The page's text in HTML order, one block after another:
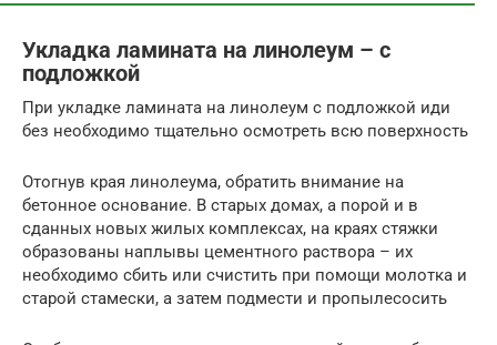
Укладка ламината на линолеум – с
подложкой
При укладке ламината на линолеум с подложкой иди
без необходимо тщательно осмотреть всю поверхность
Отогнув края линолеума, обратить внимание на
бетонное основание. В старых домах, а порой и в
сданных новых жилых комплексах, на краях стяжки
образованы наплывы цементного раствора – их
необходимо сбить или счистить при помощи молотка и
старой стамески, а затем подмести и пропылесосить